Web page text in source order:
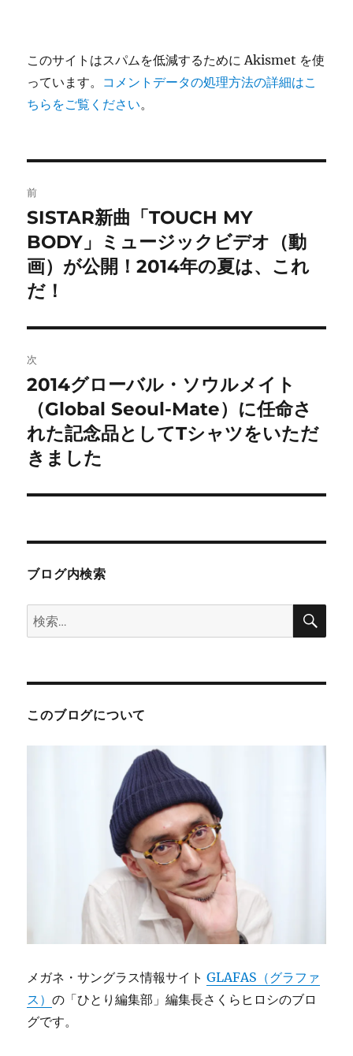
このサイトはスパムを低減するために Akismet を使
っています。 コメントデータの処理方法の詳細はこ
ちらをご覧ください。
稿
ナ
ビ
シ
ョ
ン
前
前
の
投
稿:
SISTAR新曲「TOUCH MY
BODY」ミュージックビデオ（動
画）が公開！2014年の夏は、これ
だ！
次
次
の
投
稿:
2014グローバル・ソウルメイト
（Global Seoul-Mate）に任命さ
れた記念品としてTシャツをいただ
きました
ブログ内検索
検
索:
検
このブログについて
メガネ・サングラス情報サイトGLAFAS（グラファ
ス）の「ひとり編集部」編集長さくらヒロシのブロ
グです。